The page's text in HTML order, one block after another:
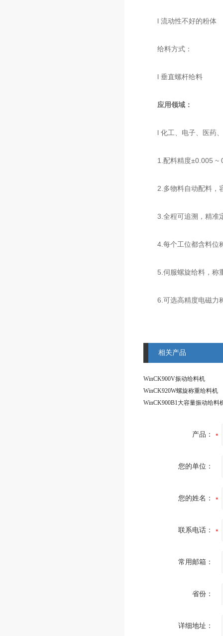
l 流动性不好的粉体
给料方式：
l 垂直螺杆给料
应用领域：
l 化工、电子、医药、
1.配料精度±0.005 ~
2.多物料自动配料，
3.全程可追溯，精准
4.每个工位都含料位
5.伺服螺旋给料，称
6.可选高精度电磁力
相关产品
WinCK900V振动给料机
WinCK920W螺旋称重给料机
WinCK900B1大容量振动给料
产品：
您的单位：
您的姓名：
联系电话：
常用邮箱：
省份：
详细地址：